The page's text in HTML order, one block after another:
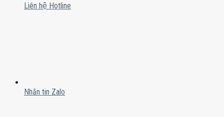
Liên hệ Hotline
Nhắn tin Zalo